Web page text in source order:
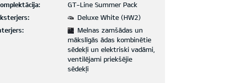
GT-Line Summer Pack
Deluxe White (HW2)
Melnas zamšādas un
mākslīgās ādas kombinētie
sēdekļi un elektriski vadāmi,
ventilējami priekšējie
sēdekļi